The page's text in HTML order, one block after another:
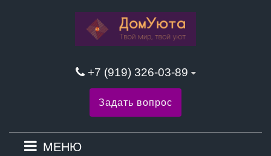
+7 (919) 326-03-89
Задать вопрос
МЕНЮ